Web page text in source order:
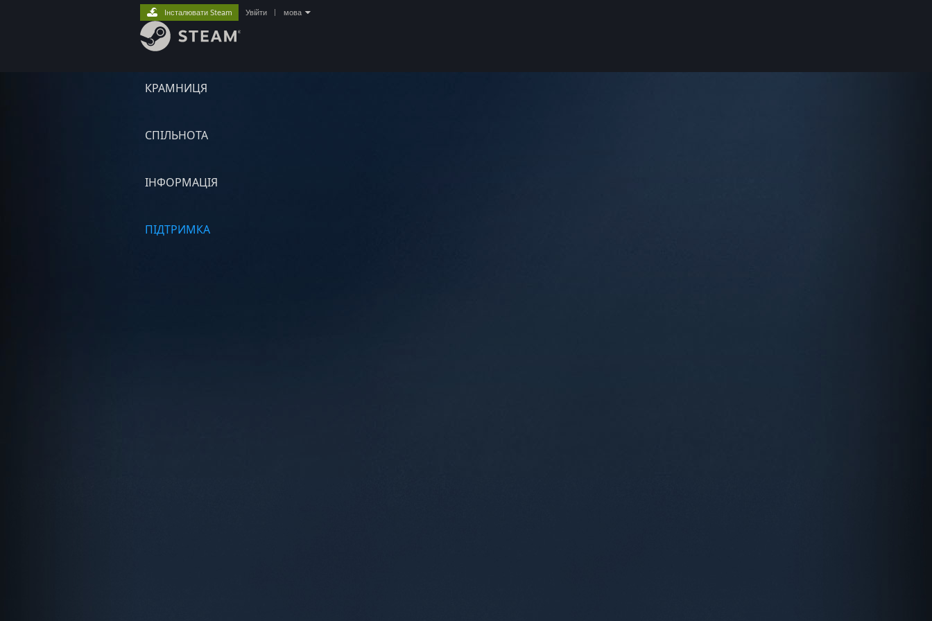
КРАМНИЦЯ
СПІЛЬНОТА
ІНФОРМАЦІЯ
ПІДТРИМКА
Інсталювати Steam Увійти мова